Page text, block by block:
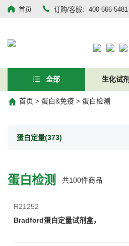
首页 订购/客服：400-666-5481
全部 生化试剂
首页 > 蛋白&免疫 > 蛋白检测
蛋白定量(373)
蛋白检测 共100件商品
R21252
Bradford蛋白定量试剂盒，